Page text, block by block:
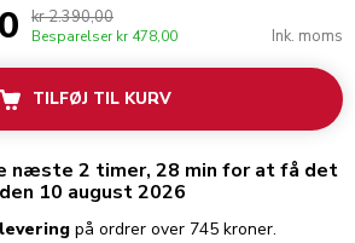
kr 2.390,00
Besparelser kr 478,00 Ink. moms
TILFØJ TIL KURV
næste 2 timer, 28 min for at få det
10 august 2026
på ordrer over 745 kroner.